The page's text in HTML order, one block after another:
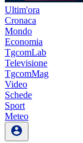
Ultim'ora
Cronaca
Mondo
Economia
TgcomLab
Televisione
TgcomMag
Video
Schede
Sport
Meteo